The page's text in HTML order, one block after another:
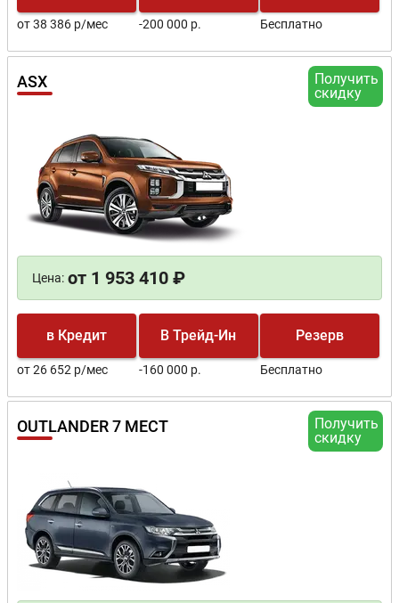
от 38 386 р/мес -200 000 р. Бесплатно
Получить
скидку
ASX
Цена: от 1 953 410 ₽
в Кредит
от 26 652 р/мес
В Трейд-Ин
-160 000 р.
Резерв
Бесплатно
Получить
скидку
OUTLANDER 7 МЕСТ